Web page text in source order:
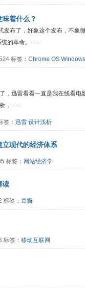
着什么？
发布了，好象这个发布，不象
的革命。......
标签： Chrome OS Windows
，迅雷看看一直是我在线看
，......
： 迅雷 设计浅析
现代的经济体系
标签： 网站经济学
读
签： 豆瓣
签： 移动互联网